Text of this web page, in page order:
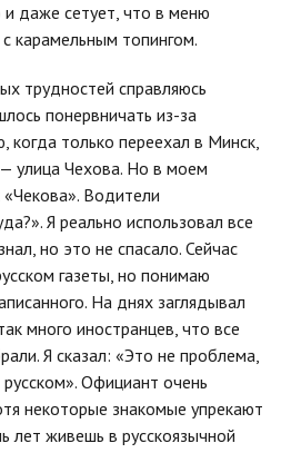
и даже сетует, что в меню
карамельным топингом.
трудностей справляюсь
понервничать из-за
когда только переехал в Минск,
улица Чехова. Но в моем
«Чекова». Водители
Я реально использовал все
но это не спасало. Сейчас
газеты, но понимаю
На днях заглядывал
много иностранцев, что все
Я сказал: «Это не проблема,
Официант очень
некоторые знакомые упрекают
лет живешь в русскоязычной